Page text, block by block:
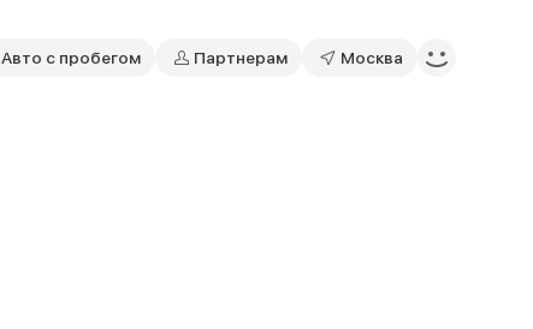
Авто с пробегом Партнерам Москва